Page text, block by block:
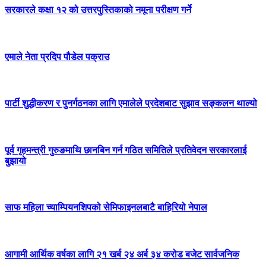
सरकारले कक्षा १२ को उत्तरपुस्तिकाको नमूना परीक्षण गर्ने
एमाले नेता प्रदिप पौडेल पक्राउ
पार्टी शुद्धीकरण र पुनर्गठनका लागि एमालेले प्रदेशबाट सुझाव सङ्कलन थाल्यो
पूर्व गृहमन्त्री गुरुङमाथि छानबिन गर्न गठित समितिले प्रतिवेदन सरकारलाई
बुझायो
साफ महिला च्याम्पियनशिपको सेमिफाइनलबाटै बाहिरियो नेपाल
आगामी आर्थिक वर्षका लागि २१ खर्ब २४ अर्ब ३४ करोड बजेट सार्वजनिक